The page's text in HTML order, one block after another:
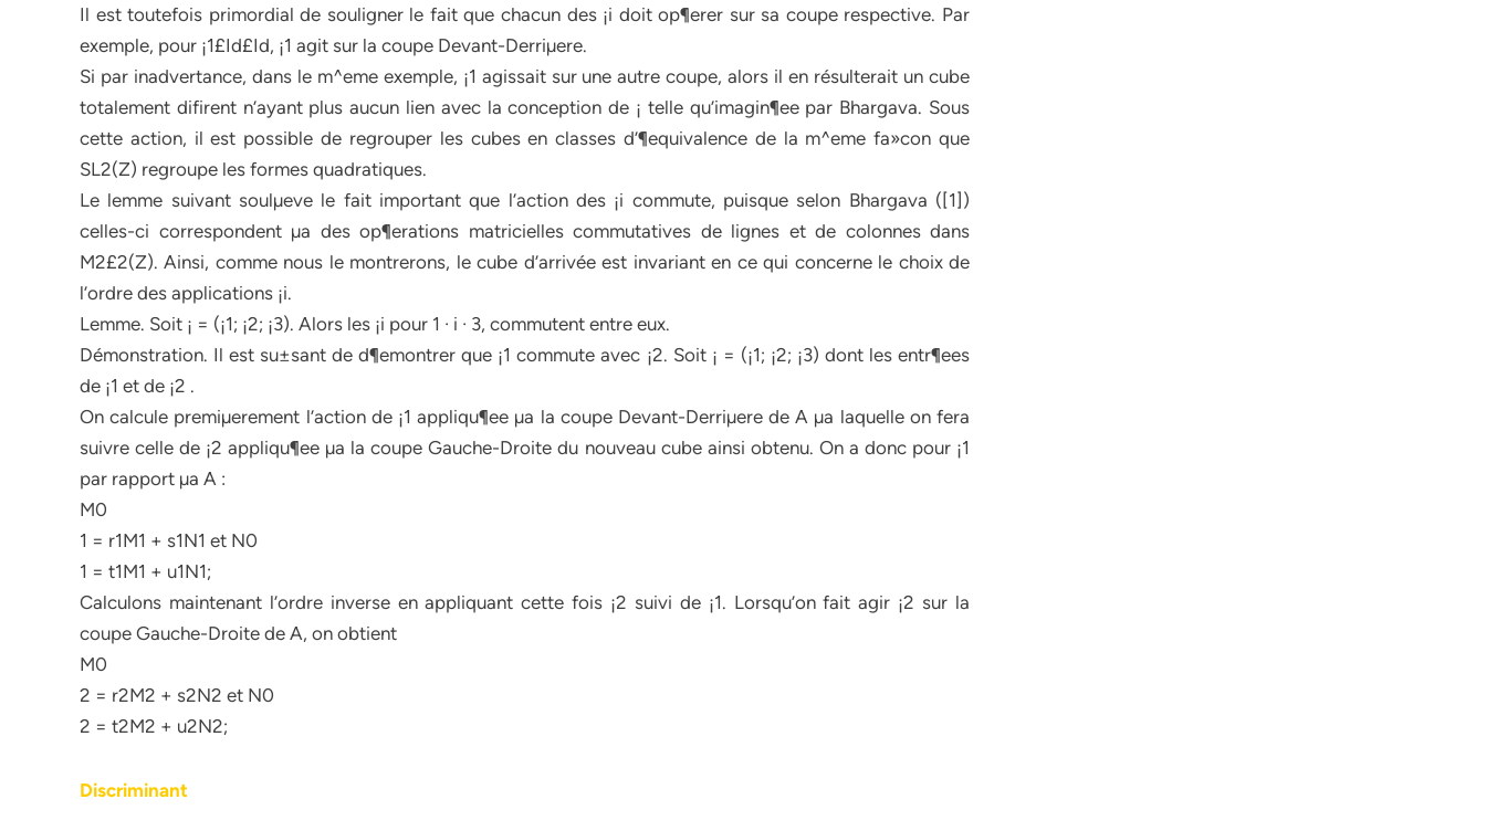
Il est toutefois primordial de souligner le fait que chacun des ¡i doit op¶erer sur sa coupe respective. Par
exemple, pour ¡1£Id£Id, ¡1 agit sur la coupe Devant-Derriµere.
Si par inadvertance, dans le m^eme exemple, ¡1 agissait sur une autre coupe, alors il en résulterait un cube
totalement difirent n’ayant plus aucun lien avec la conception de ¡ telle qu’imagin¶ee par Bhargava. Sous
cette action, il est possible de regrouper les cubes en classes d’¶equivalence de la m^eme fa»con que
SL2(Z) regroupe les formes quadratiques.
Le lemme suivant soulµeve le fait important que l’action des ¡i commute, puisque selon Bhargava ([1])
celles-ci correspondent µa des op¶erations matricielles commutatives de lignes et de colonnes dans
M2£2(Z). Ainsi, comme nous le montrerons, le cube d’arrivée est invariant en ce qui concerne le choix de
l’ordre des applications ¡i.
Lemme. Soit ¡ = (¡1; ¡2; ¡3). Alors les ¡i pour 1 · i · 3, commutent entre eux.
Démonstration. Il est su±sant de d¶emontrer que ¡1 commute avec ¡2. Soit ¡ = (¡1; ¡2; ¡3) dont les entr¶ees
de ¡1 et de ¡2 .
On calcule premiµerement l’action de ¡1 appliqu¶ee µa la coupe Devant-Derriµere de A µa laquelle on fera
suivre celle de ¡2 appliqu¶ee µa la coupe Gauche-Droite du nouveau cube ainsi obtenu. On a donc pour ¡1
par rapport µa A :
M0
1 = r1M1 + s1N1 et N0
1 = t1M1 + u1N1;
Calculons maintenant l’ordre inverse en appliquant cette fois ¡2 suivi de ¡1. Lorsqu’on fait agir ¡2 sur la
coupe Gauche-Droite de A, on obtient
M0
2 = r2M2 + s2N2 et N0
2 = t2M2 + u2N2;
Discriminant